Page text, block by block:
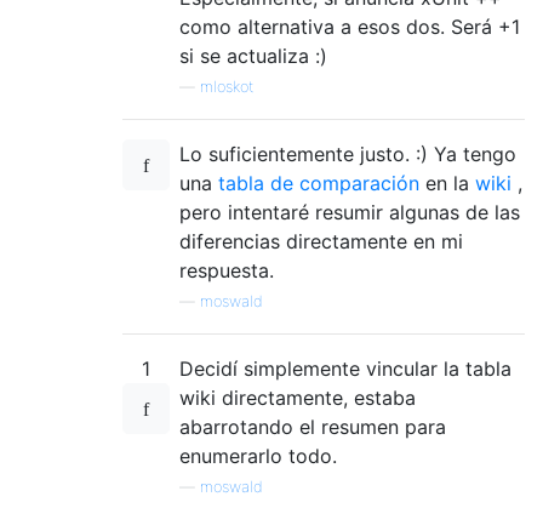
como alternativa a esos dos. Será +1
si se actualiza :)
mloskot
Lo suficientemente justo. :) Ya tengo
una tabla de comparación en la wiki ,
pero intentaré resumir algunas de las
diferencias directamente en mi
respuesta.
moswald
1
Decidí simplemente vincular la tabla
wiki directamente, estaba
abarrotando el resumen para
enumerarlo todo.
moswald